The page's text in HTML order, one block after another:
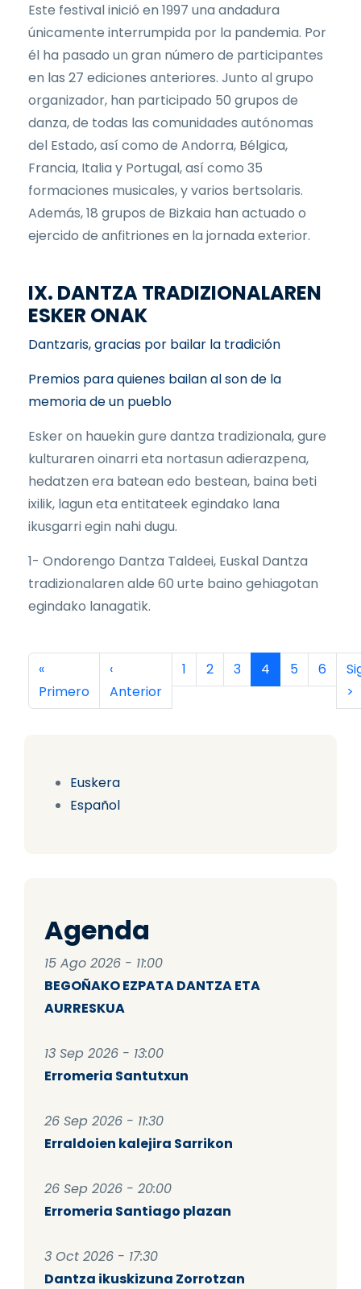
Euskera
Español
Agenda
15 Ago 2026 - 11:00
BEGOÑAKO EZPATA DANTZA ETA
AURRESKUA
13 Sep 2026 - 13:00
Erromeria Santutxun
26 Sep 2026 - 11:30
Erraldoien kalejira Sarrikon
26 Sep 2026 - 20:00
Erromeria Santiago plazan
3 Oct 2026 - 17:30
Dantza ikuskizuna Zorrotzan
Este festival inició en 1997 una andadura
únicamente interrumpida por la pandemia. Por
él ha pasado un gran número de participantes
en las 27 ediciones anteriores. Junto al grupo
organizador, han participado 50 grupos de
danza, de todas las comunidades autónomas
del Estado, así como de Andorra, Bélgica,
Francia, Italia y Portugal, así como 35
formaciones musicales, y varios bertsolaris.
Además, 18 grupos de Bizkaia han actuado o
ejercido de anfitriones en la jornada exterior.
IX. DANTZA TRADIZIONALAREN
ESKER ONAK
Dantzaris, gracias por bailar la tradición
Premios para quienes bailan al son de la
memoria de un pueblo
Esker on hauekin gure dantza tradizionala, gure
kulturaren oinarri eta nortasun adierazpena,
hedatzen era batean edo bestean, baina beti
ixilik, lagun eta entitateek egindako lana
ikusgarri egin nahi dugu.
1- Ondorengo Dantza Taldeei, Euskal Dantza
tradizionalaren alde 60 urte baino gehiagotan
egindako lanagatik.
Paginación
Primera página
«
Primero
Página anterior
‹
Anterior
Página
1 Página
2 Página
3 Página actual
4 Página
5 Página
6
>